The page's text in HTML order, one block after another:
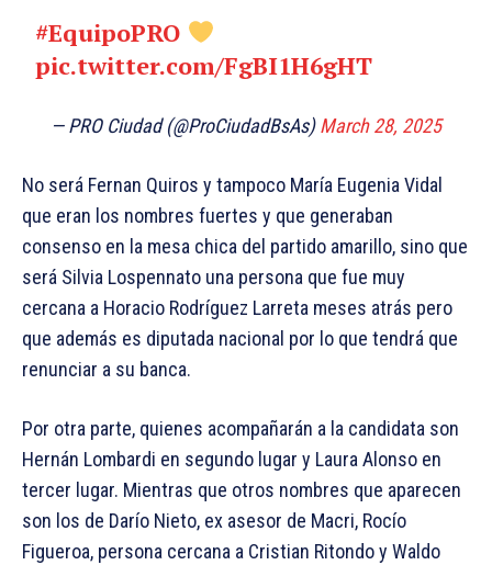
#EquipoPRO
pic.twitter.com/FgBI1H6gHT
— PRO Ciudad (@ProCiudadBsAs)March 28, 2025
No será Fernan Quiros y tampoco María Eugenia Vidal
que eran los nombres fuertes y que generaban
consenso en la mesa chica del partido amarillo, sino que
será Silvia Lospennato una persona que fue muy
cercana a Horacio Rodríguez Larreta meses atrás pero
que además es diputada nacional por lo que tendrá que
renunciar a su banca.
Por otra parte, quienes acompañarán a la candidata son
Hernán Lombardi en segundo lugar y Laura Alonso en
tercer lugar. Mientras que otros nombres que aparecen
son los de Darío Nieto, ex asesor de Macri, Rocío
Figueroa, persona cercana a Cristian Ritondo y Waldo